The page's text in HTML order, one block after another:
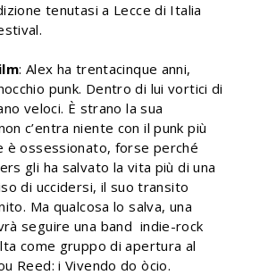
tenutasi a Lecce di Italia
: Alex ha trentacinque anni,
punk. Dentro di lui vortici di
veloci. È strano la sua
c’entra niente con il punk più
è ossessionato, forse perché
gli ha salvato la vita più di una
di uccidersi, il suo transito
Ma qualcosa lo salva, una
seguire una band indie-rock
come gruppo di apertura al
Reed: i Vivendo do òcio.